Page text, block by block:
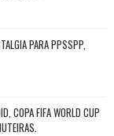
PARA PPSSPP,
COPA FIFA WORLD CUP